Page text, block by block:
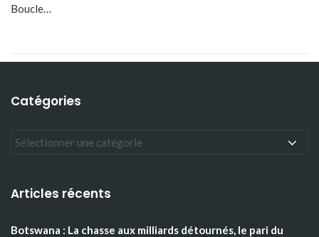
Boucle…
Catégories
Articles récents
Botswana : La chasse aux milliards détournés, le pari du